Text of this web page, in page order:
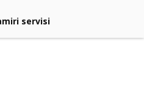
servisi